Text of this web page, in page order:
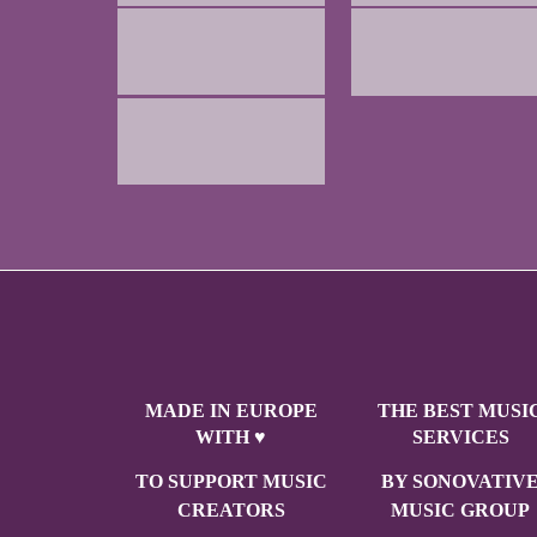
MADE IN EUROPE
WITH ♥
TO SUPPORT MUSIC
CREATORS
THE BEST
SERVICES
BY
MUSIC GROUP